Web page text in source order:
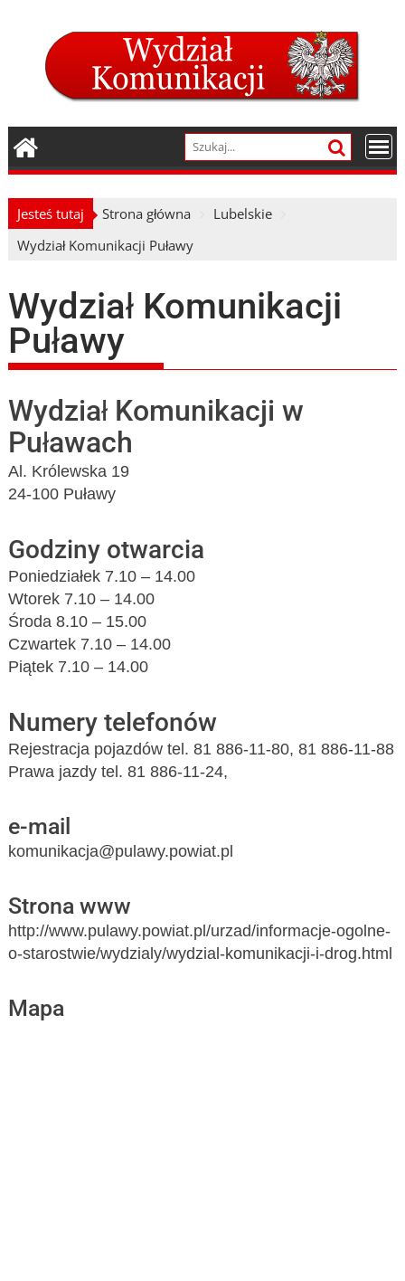
Jesteś tutaj Strona główna
Lubelskie
Wydział Komunikacji Puławy
Wydział Komunikacji
Puławy
Wydział Komunikacji w
Puławach
Al. Królewska 19
24-100 Puławy
Godziny otwarcia
Poniedziałek 7.10 – 14.00
Wtorek 7.10 – 14.00
Środa 8.10 – 15.00
Czwartek 7.10 – 14.00
Piątek 7.10 – 14.00
Numery telefonów
Rejestracja pojazdów tel. 81 886-11-80, 81 886-11-88
Prawa jazdy tel. 81 886-11-24,
e-mail
komunikacja@pulawy.powiat.pl
Strona www
http://www.pulawy.powiat.pl/urzad/informacje-ogolne-
o-starostwie/wydzialy/wydzial-komunikacji-i-drog.html
Mapa